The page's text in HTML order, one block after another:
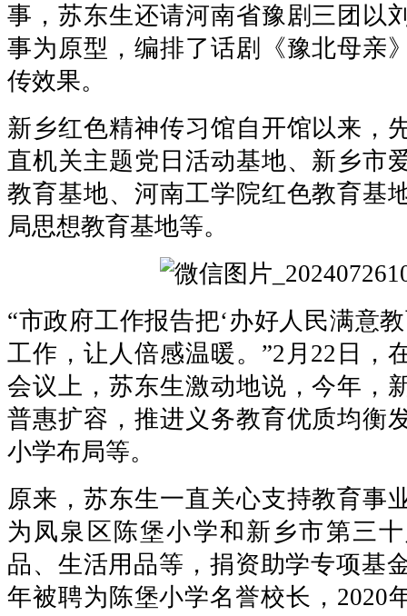
事，苏东生还请河南省豫剧三团以
事为原型，编排了话剧《豫北母亲
传效果。
新乡红色精神传习馆自开馆以来，
直机关主题党日活动基地、新乡市
教育基地、河南工学院红色教育基
局思想教育基地等。
“市政府工作报告把‘办好人民满意
工作，让人倍感温暖。”2月22日，
会议上，苏东生激动地说，今年，
普惠扩容，推进义务教育优质均衡
小学布局等。
原来，苏东生一直关心支持教育事
为凤泉区陈堡小学和新乡市第三
品、生活用品等，捐资助学专项基
年被聘为陈堡小学名誉校长，2020